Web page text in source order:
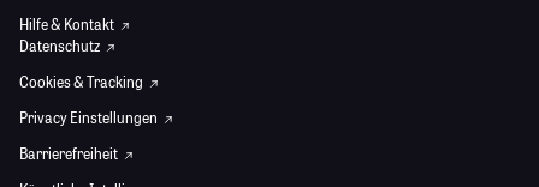
Hilfe & Kontakt
Datenschutz
Cookies & Tracking
Privacy Einstellungen
Barrierefreiheit